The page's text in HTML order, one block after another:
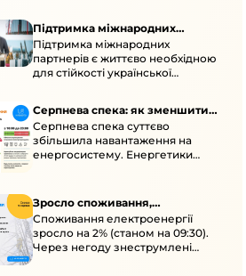
Підтримка міжнародних
партнерів для стійкості
енергосистеми
Підтримка міжнародних
партнерів є життєво необхідною
для стійкості української
наступної зими.
Серпнева спека: як зменшити
навантаження
Серпнева спека суттєво
збільшила навантаження на
енергосистему. Енергетики
ощадливо споживати.
Зросло споживання,
знеструмлення через негоду й
атаки
Споживання електроенергії
зросло на 2% (станом на 09:30).
Через негоду знеструмлені
понад 70 населених пунктів.